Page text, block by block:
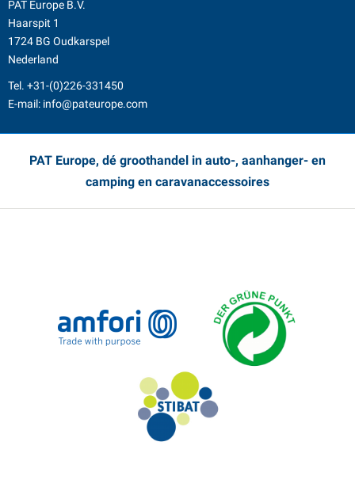
PAT Europe B.V.
Haarspit 1
1724 BG Oudkarspel
Nederland
Tel. +31-(0)226-331450
E-mail: info@pateurope.com
PAT Europe, dé groothandel in auto-, aanhanger- en
camping en caravanaccessoires